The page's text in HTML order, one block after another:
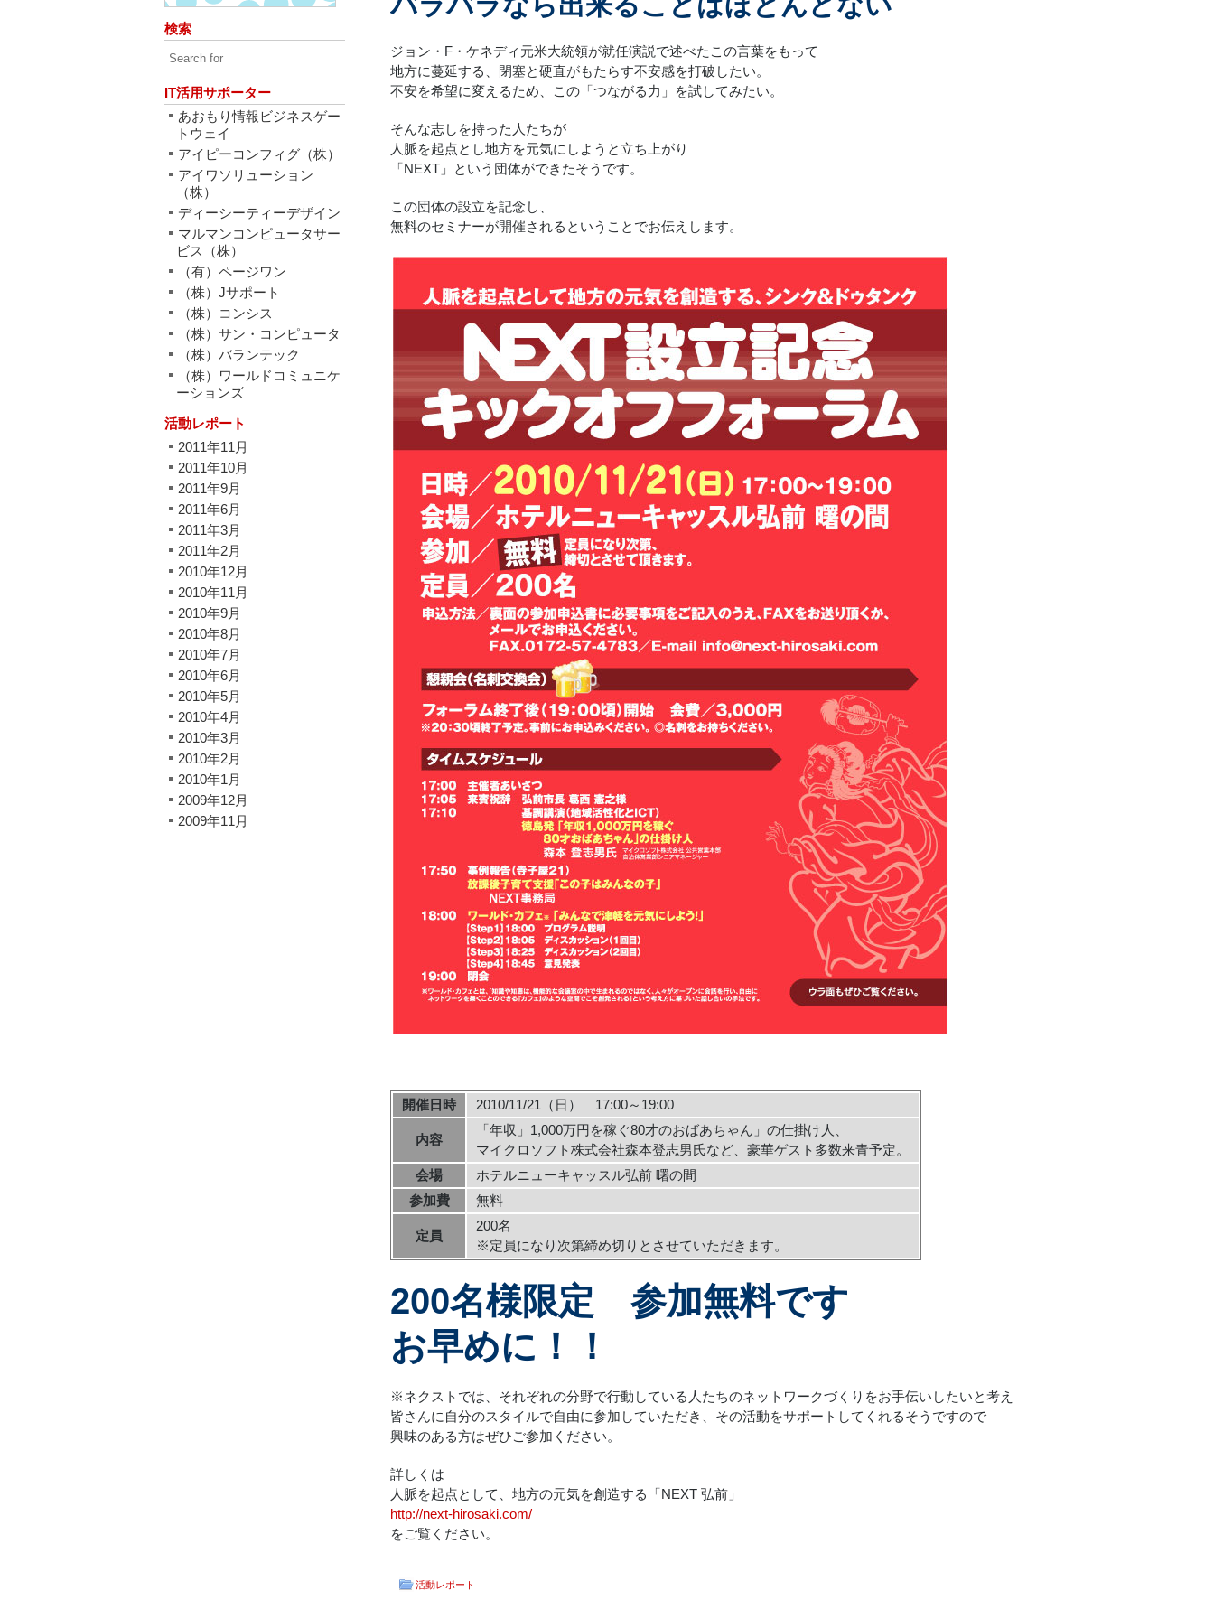
ジョン・F・ケネディ元米大統領が就任演説で述べたこの言葉をもって
地方に蔓延する、閉塞と硬直がもたらす不安感を打破したい。
不安を希望に変えるため、この「つながる力」を試してみたい。
そんな志しを持った人たちが
人脈を起点とし地方を元気にしようと立ち上がり
「NEXT」という団体ができたそうです。
この団体の設立を記念し、
無料のセミナーが開催されるということでお伝えします。
開催日時 2010/11/21（日） 17:00～19:00
内容
「年収」1,000万円を稼ぐ80才のおばあちゃん」の仕掛け人、
マイクロソフト株式会社森本登志男氏など、豪華ゲスト多数来青予定。
会場
ホテルニューキャッスル弘前 曙の間
参加費
無料
定員
200名
※定員になり次第締め切りとさせていただきます。
200名様限定 参加無料です
お早めに！！
※ネクストでは、それぞれの分野で行動している人たちのネットワークづくりをお手伝いしたいと考え
皆さんに自分のスタイルで自由に参加していただき、その活動をサポートしてくれるそうですので
興味のある方はぜひご参加ください。
詳しくは
人脈を起点として、地方の元気を創造する「NEXT 弘前」
http://next-hirosaki.com/
をご覧ください。
活動レポート
検索
IT活用サポーター
あおもり情報ビジネスゲー
トウェイ
アイピーコンフィグ（株）
アイワソリューション
（株）
ディーシーティーデザイン
マルマンコンピュータサー
ビス（株）
（有）ページワン
（株）Jサポート
（株）コンシス
（株）サン・コンピュータ
（株）バランテック
（株）ワールドコミュニケ
ーションズ
活動レポート
2011年11月
2011年10月
2011年9月
2011年6月
2011年3月
2011年2月
2010年12月
2010年11月
2010年9月
2010年8月
2010年7月
2010年6月
2010年5月
2010年4月
2010年3月
2010年2月
2010年1月
2009年12月
2009年11月